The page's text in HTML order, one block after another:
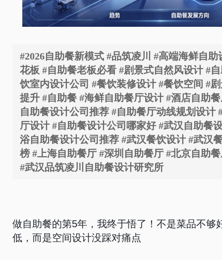
#2026自助餐新模式 #品筑凌川 #高端海鲜自
花板 #自助餐老板必看 #剧景式自然风设计 #
饮室内设计公司 #餐饮装修设计 #餐饮空间 #
提升 #自助餐 #海鲜自助餐厅设计 #酒店自助
自助餐设计公司推荐 #自助餐厅动线规划设计
厅设计 #自助餐设计公司哪家好 #武汉自助餐
浴自助餐设计公司推荐 #武汉餐饮设计 #武汉
榜 #上海自助餐厅 #深圳自助餐厅 #北京自助
#武汉品筑凌川自助餐设计研究所
做自助餐的第5年，我终于悟了！不是菜品不够
低，而是空间设计没踩对痛点